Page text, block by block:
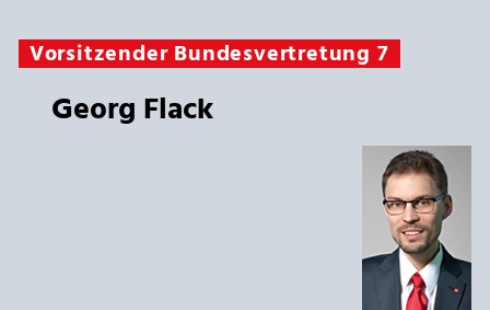
Vorsitzender Bundesvertretung 7
Georg Flack